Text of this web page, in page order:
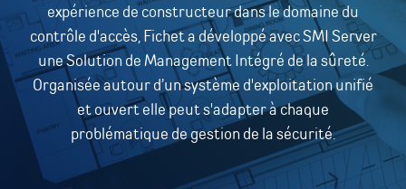
expérience de constructeur dans le domaine du
contrôle d'accès, Fichet a développé avec SMI Server
une Solution de Management Intégré de la sûreté.
Organisée autour d’un système d'exploitation unifié
et ouvert elle peut s'adapter à chaque
problématique de gestion de la sécurité.